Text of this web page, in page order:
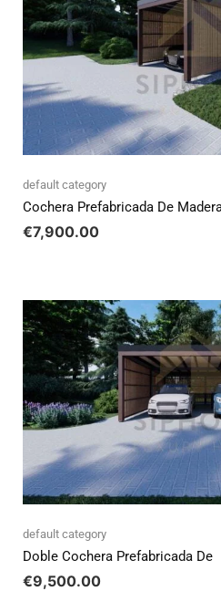
default category
Cochera Prefabricada De
€7,900.00
default category
Doble Cochera Prefabricada De
€9,500.00